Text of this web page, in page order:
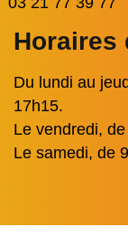
Horaires
Du lundi au
17h15.
Le vendredi,
Le samedi, de